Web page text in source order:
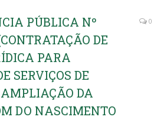
PÚBLICA Nº
DE
PARA
SERVIÇOS DE
DA
DO NASCIMENTO
0